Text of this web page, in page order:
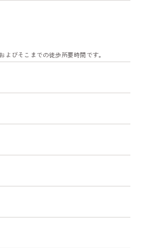
びそこまでの徒歩所要時間です。